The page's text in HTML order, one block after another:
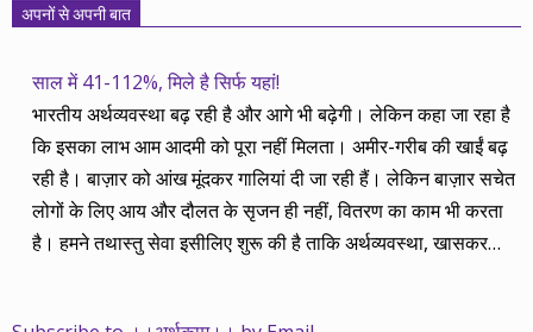
अपनों से अपनी बात
साल में 41-112%, मिले है सिर्फ यहां!
भारतीय अर्थव्यवस्था बढ़ रही है और आगे भी बढ़ेगी। लेकिन कहा जा रहा है
कि इसका लाभ आम आदमी को पूरा नहीं मिलता। अमीर-गरीब की खाईं बढ़
रही है। बाज़ार को आंख मूंदकर गालियां दी जा रही हैं। लेकिन बाज़ार सचेत
लोगों के लिए आय और दौलत के सृजन ही नहीं, वितरण का काम भी करता
है। हमने तथास्तु सेवा इसीलिए शुरू की है ताकि अर्थव्यवस्था, खासकर